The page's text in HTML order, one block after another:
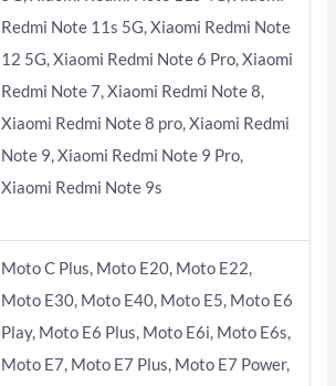
Redmi Note 11s 5G, Xiaomi Redmi Note
12 5G, Xiaomi Redmi Note 6 Pro, Xiaomi
Redmi Note 7, Xiaomi Redmi Note 8,
Xiaomi Redmi Note 8 pro, Xiaomi Redmi
Note 9, Xiaomi Redmi Note 9 Pro,
Xiaomi Redmi Note 9s
Moto C Plus, Moto E20, Moto E22,
Moto E30, Moto E40, Moto E5, Moto E6
Play, Moto E6 Plus, Moto E6i, Moto E6s,
Moto E7, Moto E7 Plus, Moto E7 Power,